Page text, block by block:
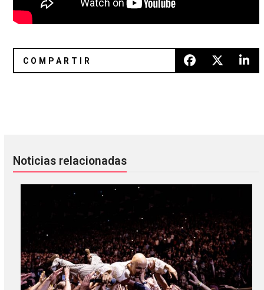
Noticias relacionadas